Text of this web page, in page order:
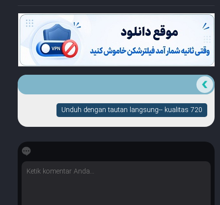
Unduh dengan tautan langsung-- kualitas 720
Berapa banyak bintang yang dimilikinya?